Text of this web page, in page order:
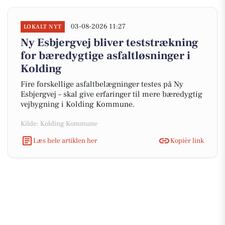
LOKALT NYT 03-08-2026 11:27
Ny Esbjergvej bliver teststrækning
for bæredygtige asfaltløsninger i
Kolding
Fire forskellige asfaltbelægninger testes på Ny
Esbjergvej – skal give erfaringer til mere bæredygtig
vejbygning i Kolding Kommune.
Kilde: Kolding Kommune
Læs hele artiklen her
Kopiér link